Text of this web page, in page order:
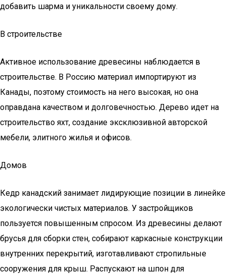
добавить шарма и уникальности своему дому.
В строительстве
Активное использование древесины наблюдается в
строительстве. В Россию материал импортируют из
Канады, поэтому стоимость на него высокая, но она
оправдана качеством и долговечностью. Дерево идет на
строительство яхт, создание эксклюзивной авторской
мебели, элитного жилья и офисов.
Домов
Кедр канадский занимает лидирующие позиции в линейке
экологически чистых материалов. У застройщиков
пользуется повышенным спросом. Из древесины делают
брусья для сборки стен, собирают каркасные конструкции
внутренних перекрытий, изготавливают стропильные
сооружения для крыш. Распускают на шпон для